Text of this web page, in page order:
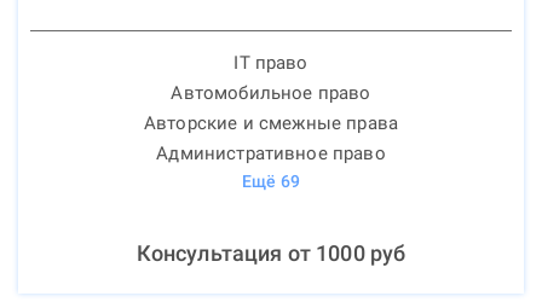
IT право
Автомобильное право
Авторские и смежные права
Административное право
Ещё 69
Консультация от 1000руб